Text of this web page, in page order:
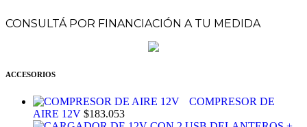
CONSULTÁ POR FINANCIACIÓN A TU MEDIDA
ACCESORIOS
COMPRESOR DE
AIRE 12V $183.053